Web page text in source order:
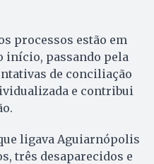
processos estão em
início, passando pela
de conciliação
e contribui
ligava Aguiarnópolis
três desaparecidos e